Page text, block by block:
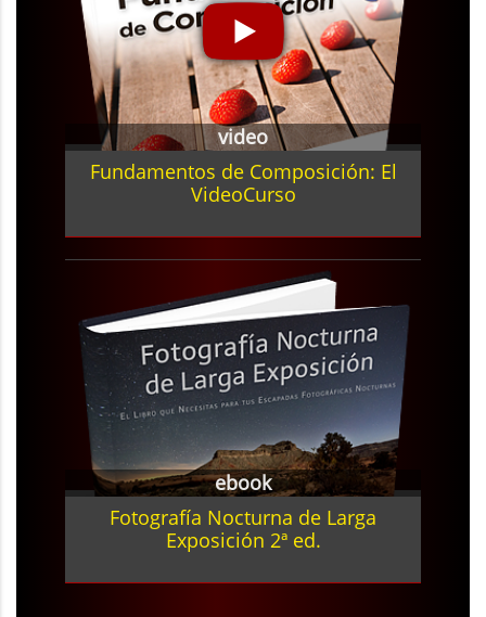
video
Fundamentos de Composición: El
VideoCurso
ebook
Fotografía Nocturna de Larga
Exposición 2ª ed.